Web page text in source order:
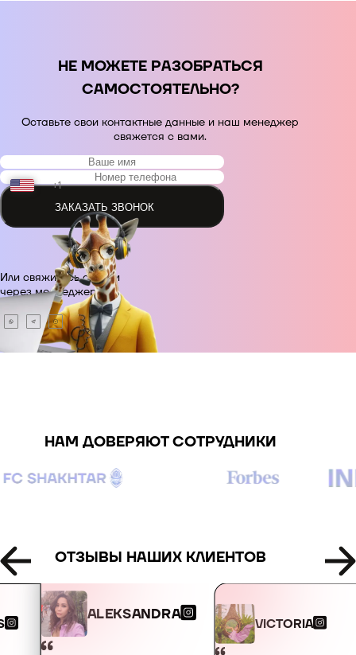
НЕ МОЖЕТЕ РАЗОБРАТЬСЯ
САМОСТОЯТЕЛЬНО?
Оставьте свои контактные данные и наш менеджер
свяжется с вами.
+1
+48
+380
+420
+93
+355
+213
ЗАКАЗАТЬ ЗВОНОК
Или свяжитесь с нами
через месседжер.
НАМ ДОВЕРЯЮТ СОТРУДНИКИ
ОТЗЫВЫ НАШИХ КЛИЕНТОВ
ALEKSANDRA
VICTORIA